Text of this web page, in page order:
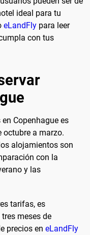
ideal para tu
eLandFly para leer
con tus
Copenhague es
octubre a marzo.
alojamientos son
con la
y las
tarifas, es
meses de
precios en eLandFly